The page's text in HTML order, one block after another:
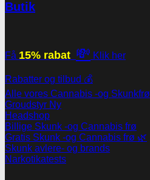
Butik
Få 15% rabat 💸 Klik her
Rabatter og tilbud 💰
Alle vores Cannabis -og Skunkfrø
Groudstyr
Headshop
Billige Skunk -og Cannabis frø
Gratis Skunk -og Cannabis frø 🌿
Skunk avlere- og brands
Narkotikatests